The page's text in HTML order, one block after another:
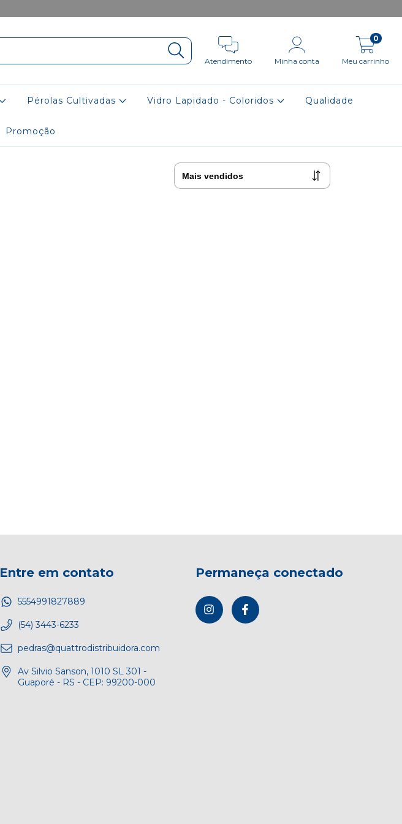
Atendimento Minha conta Meu carrinho
0
Pérolas Cultivadas Vidro Lapidado - Coloridos Qualidade
Promoção
Entre em contato
5554991827889
(54) 3443-6233
pedras@quattrodistribuidora.com
Av Silvio Sanson, 1010 SL 301 -
Guaporé - RS - CEP: 99200-000
Permaneça conectado